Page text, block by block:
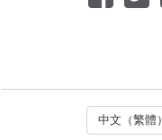
中文（繁體）